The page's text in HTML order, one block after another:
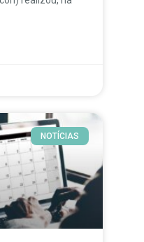
NOTÍCIAS